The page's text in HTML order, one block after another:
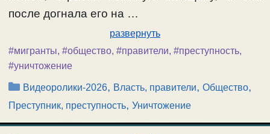
после догнала его на …
развернуть
#мигранты, #общество, #правители, #преступность,
#уничтожение
Рубрики
Видеоролики-2026, Власть, правители,Общество,
Преступник, преступность, Уничтожение